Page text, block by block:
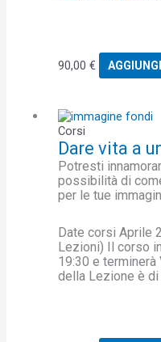
90,00 €
Corsi
Dare vita a
Potresti
possibilità di
per le tue
Date corsi Aprile
Lezioni) Il corso
19:30 e terminerà
della Lezione è di